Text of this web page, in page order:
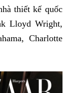
thiết kế quốc
Lloyd Wright,
Charlotte